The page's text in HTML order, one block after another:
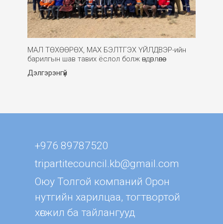
МАЛ ТӨХӨӨРӨХ, МАХ БЭЛТГЭХ ҮЙЛДВЭР-ийн
барилгын шав тавих ёслол болж өндөрлөлөө.
Дэлгэрэнгүй
+976 89787520
tripartitecouncil.kb@gmail.com
Оюу Толгой компаний Орон
нутгийн харилцаа, тогтвортой
хөгжил ба тайлангууд